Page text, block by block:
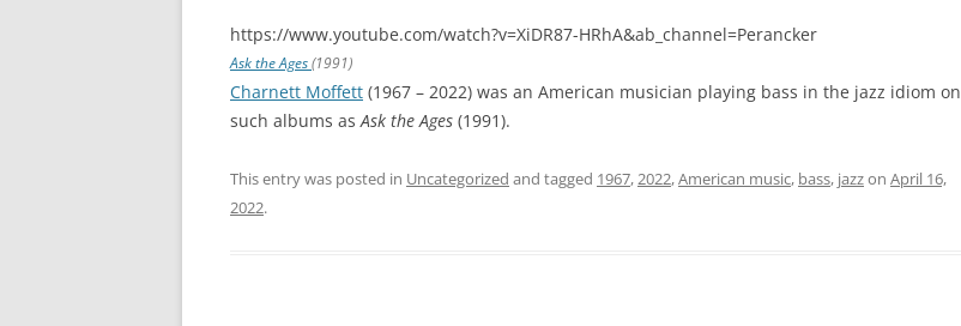
https://www.youtube.com/watch?v=XiDR87-HRhA&ab_channel=Perancker
Ask the Ages(1991)
Charnett Moffett (1967 – 2022) was an American musician playing bass in the jazz idiom on
such albums as Ask the Ages (1991).
This entry was posted in Uncategorized and tagged 1967,2022,American music, bass, jazzon April 16,
2022.